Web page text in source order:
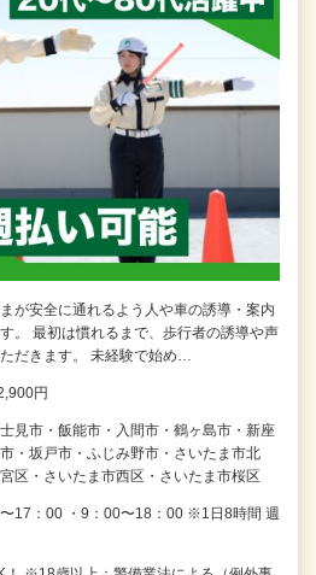
が安全に通れるよう人や車の誘導・案内
。 最初は慣れるまで、歩行者の誘導や声
だきます。 未経験で始め…
円
見市・飯能市・入間市・鶴ヶ島市・新座
・坂戸市・ふじみ野市・さいたま市北
区・さいたま市西区・さいたま市桜区
17：00 ・9：00〜18：00 ※1日8時間 週